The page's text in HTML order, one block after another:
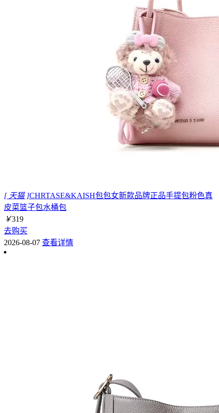
[ 天猫 ]CHRTASE&KAISH包包女新款品牌正品手提包粉色真
皮菜篮子包水桶包
￥319
去购买
2026-08-07 查看详情